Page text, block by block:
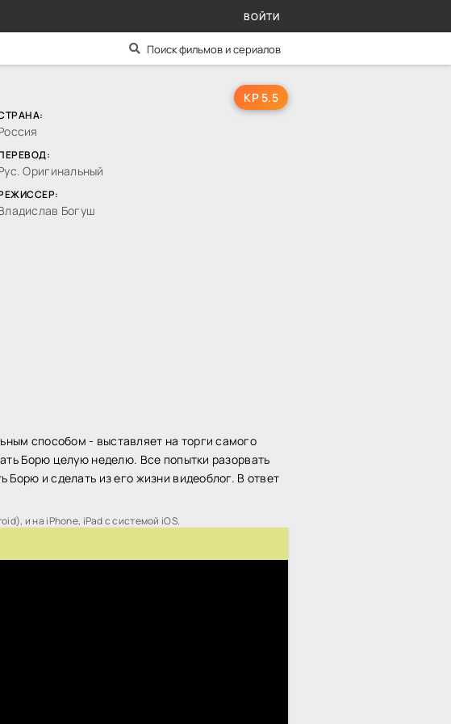
ВОЙТИ
KP 5.5
Оригинальный
Богуш
способом - выставляет на торги самого
Борю целую неделю. Все попытки разорвать
и сделать из его жизни видеоблог. В ответ
и на iPhone, iPad с системой iOS.